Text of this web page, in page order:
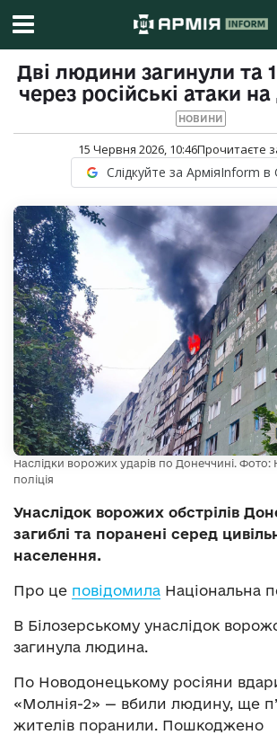
Дві людини загинули та
через російські атаки
НОВИНИ
15 Червня 2026, 10:46Прочитаєте
Слідкуйте за АрміяInform в
Наслідки ворожих ударів по Донеччині. Фото:
поліція
Унаслідок ворожих обстрілів
загиблі та поранені серед
населення.
Про це повідомила Національна
В Білозерському унаслідок
загинула людина.
По Новодонецькому росіяни
«Молнія-2» — вбили людину, ще
жителів поранили. Пошкоджено